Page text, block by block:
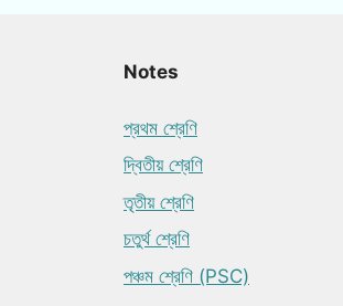
Notes
প্রথম শ্রেণি
দ্বিতীয় শ্রেণি
তৃতীয় শ্রেণি
চতুর্থ শ্রেণি
পঞ্চম শ্রেণি (PSC)